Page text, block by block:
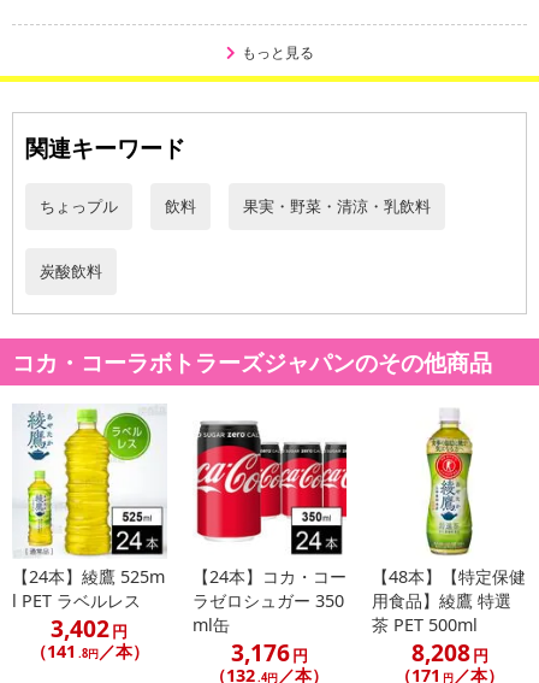
了することがございます。ご了承いただいたうえでお申し込みくだ
※配送形態がメール便の商品については、商品の発送完了後、配送
※配送日時の指定が可能な商品の場合、商品によってご指定できる
カート機能をご利用の場合は、配送日時指定をご利用いただけませ
発送日カレンダー
もっと見る
関連キーワード
ちょっプル 飲料 果実・野菜・清涼・乳飲料
炭酸飲料
コカ・コーラボトラーズジャパンのその他商品
【24本】綾鷹 525m
l PET ラベルレス
3,402円
（141 .8円／本）
【24本】コカ・コー
ラゼロシュガー 350
ml缶
3,176円
（132.4円 ／本）
【48本】【特定保健
用食品】綾鷹 特選
茶 PET 500ml
8,208円
（171 円 ／本）